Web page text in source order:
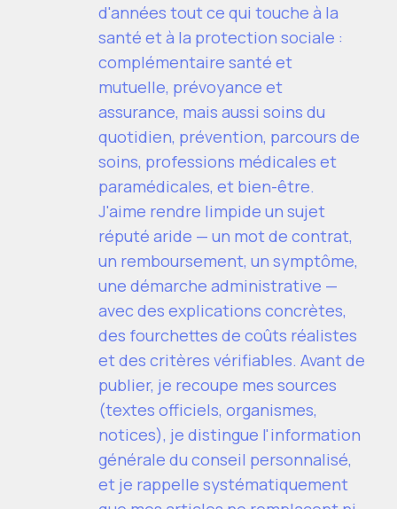
d'années tout ce qui touche à la
santé et à la protection sociale :
complémentaire santé et
mutuelle, prévoyance et
assurance, mais aussi soins du
quotidien, prévention, parcours de
soins, professions médicales et
paramédicales, et bien-être.
J'aime rendre limpide un sujet
réputé aride — un mot de contrat,
un remboursement, un symptôme,
une démarche administrative —
avec des explications concrètes,
des fourchettes de coûts réalistes
et des critères vérifiables. Avant de
publier, je recoupe mes sources
(textes officiels, organismes,
notices), je distingue l'information
générale du conseil personnalisé,
et je rappelle systématiquement